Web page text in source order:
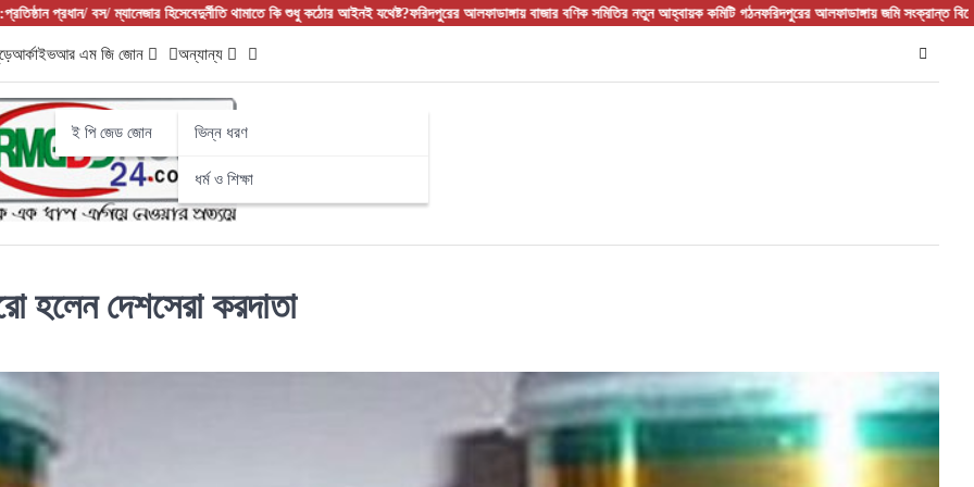
বস/ ম্যানেজার হিসেবেদুর্নীতি থামাতে কি শুধু কঠোর আইনই যথেষ্ট?ফরিদপুরের আলফাডাঙ্গায় বাজার বণিক সমিতির নতুন আহ্বায়ক কমিটি গঠনফরিদপুরের আলফাডাঙ্গায় জমি সংক্রান্ত বিরোধের জেরে
আর্কাইভআর এম জি জোন
ই পি জেড জোন
অন্যান্য
ভিন্ন ধরণ
ধর্ম ও শিক্ষা
হলেন দেশসেরা করদাতা